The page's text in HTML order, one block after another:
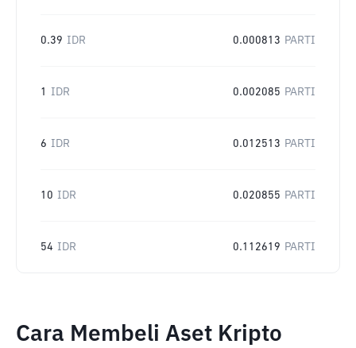
0.39 IDR 0.000813 PARTI
1 IDR 0.002085 PARTI
6 IDR 0.012513 PARTI
10 IDR 0.020855 PARTI
54 IDR 0.112619 PARTI
Cara Membeli Aset Kripto